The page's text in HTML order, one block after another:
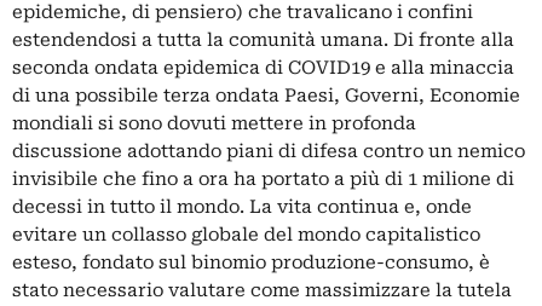
epidemiche, di pensiero) che travalicano i confini
estendendosi a tutta la comunità umana. Di fronte alla
seconda ondata epidemica di COVID19 e alla minaccia
di una possibile terza ondata Paesi, Governi, Economie
mondiali si sono dovuti mettere in profonda
discussione adottando piani di difesa contro un nemico
invisibile che fino a ora ha portato a più di 1 milione di
decessi in tutto il mondo. La vita continua e, onde
evitare un collasso globale del mondo capitalistico
esteso, fondato sul binomio produzione-consumo, è
stato necessario valutare come massimizzare la tutela